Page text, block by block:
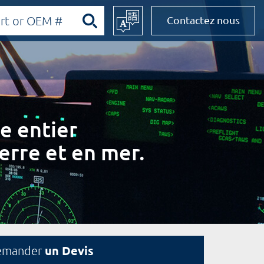
Contactez nous
entier
et en mer.
un Devis